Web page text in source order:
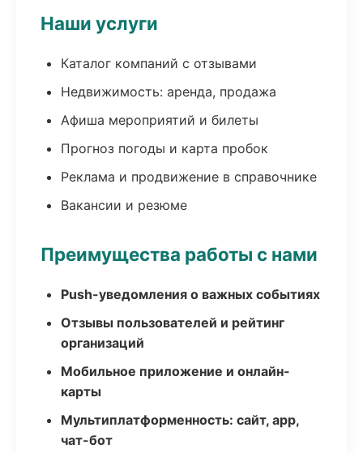
Наши услуги
Каталог компаний с отзывами
Недвижимость: аренда, продажа
Афиша мероприятий и билеты
Прогноз погоды и карта пробок
Реклама и продвижение в справочнике
Вакансии и резюме
Преимущества работы с нами
Push-уведомления о важных событиях
Отзывы пользователей и рейтинг
организаций
Мобильное приложение и онлайн-
карты
Мультиплатформенность: сайт, app,
чат-бот